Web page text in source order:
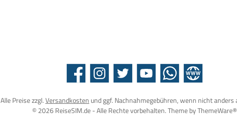
Facebook Instagram Twitter YouTube WhatsAppWebsite
Alle Preise zzgl.Versandkosten und ggf. Nachnahmegebühren, wenn nicht anders
© 2026 ReiseSIM.de - Alle Rechte vorbehalten. Theme byThemeWare®